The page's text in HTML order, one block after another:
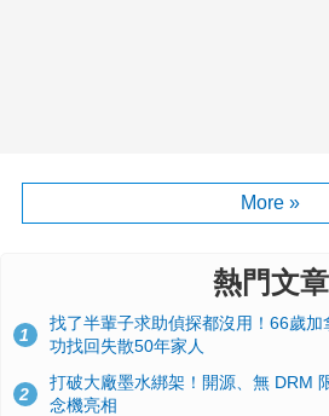
More »
熱門文章
1
找了半輩子求助偵探都沒用！66歲
功找回失散50年家人
2
打破大廠墨水綁架！開源、無 DRM
念機亮相